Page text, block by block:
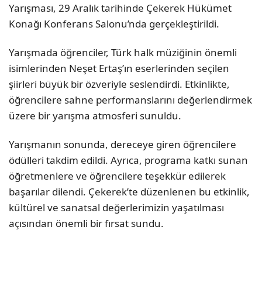
Yarışması, 29 Aralık tarihinde Çekerek Hükümet
Konağı Konferans Salonu’nda gerçekleştirildi.
Yarışmada öğrenciler, Türk halk müziğinin önemli
isimlerinden Neşet Ertaş’ın eserlerinden seçilen
şiirleri büyük bir özveriyle seslendirdi. Etkinlikte,
öğrencilere sahne performanslarını değerlendirmek
üzere bir yarışma atmosferi sunuldu.
Yarışmanın sonunda, dereceye giren öğrencilere
ödülleri takdim edildi. Ayrıca, programa katkı sunan
öğretmenlere ve öğrencilere teşekkür edilerek
başarılar dilendi. Çekerek’te düzenlenen bu etkinlik,
kültürel ve sanatsal değerlerimizin yaşatılması
açısından önemli bir fırsat sundu.